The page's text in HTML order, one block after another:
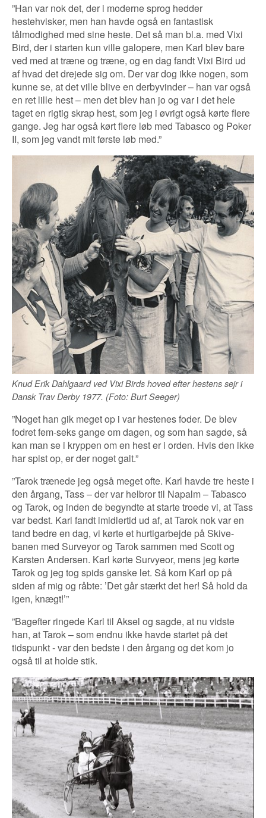
”Han var nok det, der i moderne sprog hedder
hestehvisker, men han havde også en fantastisk
tålmodighed med sine heste. Det så man bl.a. med Vixi
Bird, der i starten kun ville galopere, men Karl blev bare
ved med at træne og træne, og en dag fandt Vixi Bird ud
af hvad det drejede sig om. Der var dog ikke nogen, som
kunne se, at det ville blive en derbyvinder – han var også
en ret lille hest – men det blev han jo og var i det hele
taget en rigtig skrap hest, som jeg i øvrigt også kørte flere
gange. Jeg har også kørt flere løb med Tabasco og Poker
II, som jeg vandt mit første løb med.”
Knud Erik Dahlgaard ved Vixi Birds hoved efter hestens sejr i
Dansk Trav Derby 1977. (Foto: Burt Seeger)
”Noget han gik meget op i var hestenes foder. De blev
fodret fem-seks gange om dagen, og som han sagde, så
kan man se i kryppen om en hest er i orden. Hvis den ikke
har spist op, er der noget galt.”
”Tarok trænede jeg også meget ofte. Karl havde tre heste i
den årgang, Tass – der var helbror til Napalm – Tabasco
og Tarok, og inden de begyndte at starte troede vi, at Tass
var bedst. Karl fandt imidlertid ud af, at Tarok nok var en
tand bedre en dag, vi kørte et hurtigarbejde på Skive-
banen med Surveyor og Tarok sammen med Scott og
Karsten Andersen. Karl kørte Survyeor, mens jeg kørte
Tarok og jeg tog spids ganske let. Så kom Karl op på
siden af mig og råbte: ’Det går stærkt det her! Så hold da
igen, knægt!’”
”Bagefter ringede Karl til Aksel og sagde, at nu vidste
han, at Tarok – som endnu ikke havde startet på det
tidspunkt - var den bedste i den årgang og det kom jo
også til at holde stik.